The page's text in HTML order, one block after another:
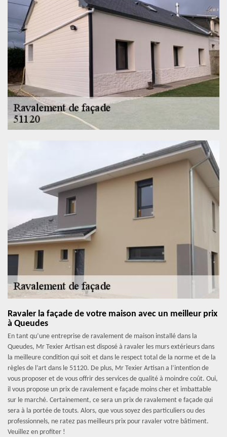
Ravaler la façade de votre maison avec un meilleur prix
à Queudes
En tant qu’une entreprise de ravalement de maison installé dans la
Queudes, Mr Texier Artisan est disposé à ravaler les murs extérieurs dans
la meilleure condition qui soit et dans le respect total de la norme et de la
règles de l’art dans le 51120. De plus, Mr Texier Artisan a l’intention de
vous proposer et de vous offrir des services de qualité à moindre coût. Oui,
il vous propose un prix de ravalement e façade moins cher et imbattable
sur le marché. Certainement, ce sera un prix de ravalement e façade qui
sera à la portée de touts. Alors, que vous soyez des particuliers ou des
professionnels, ne ratez pas meilleurs prix pour ravaler votre bâtiment.
Veuillez en profiter !